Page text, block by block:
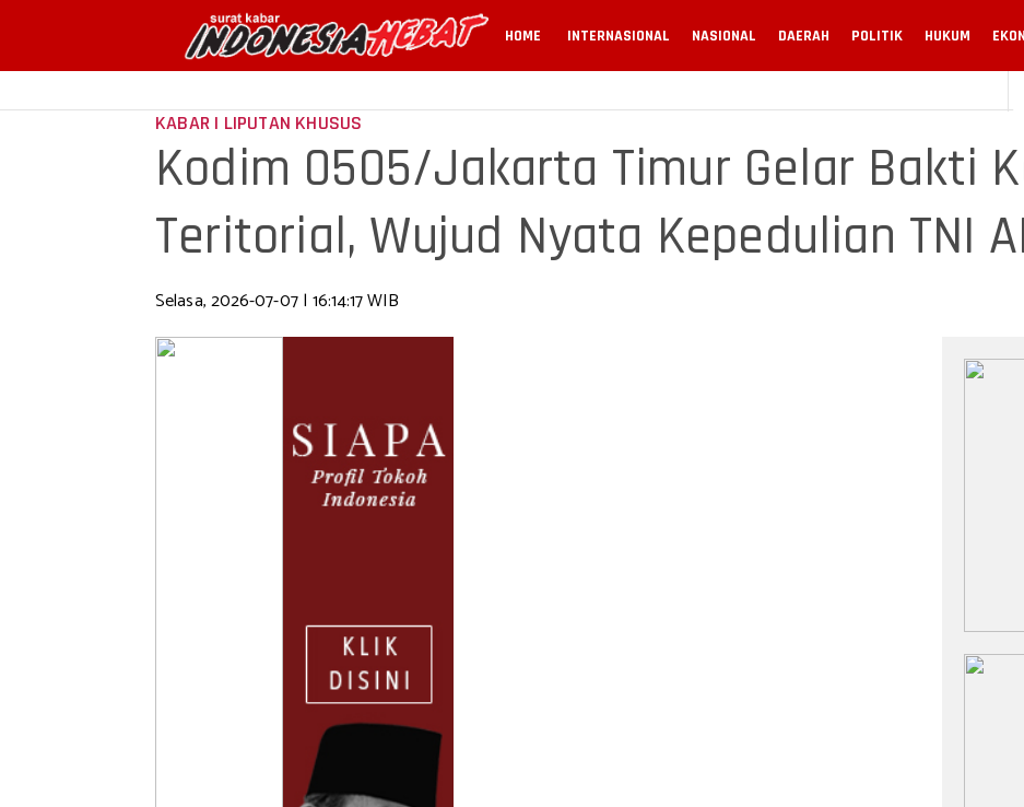
HOME INTERNASIONAL NASIONAL DAERAH POLITIK HUKUM
KABAR | LIPUTAN KHUSUS
Kodim 0505/Jakarta Timur Gelar Bakti
Teritorial, Wujud Nyata Kepedulian TNI
terhadap Ke
Selasa, 2026-07-07 | 16:14:17 WIB